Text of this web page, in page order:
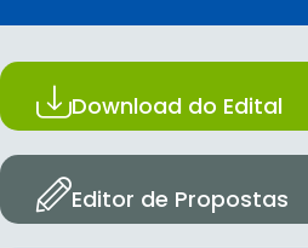
Download do Edital
Editor de Propostas